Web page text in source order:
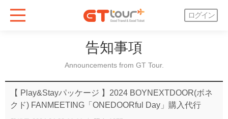
ログイン
告知事項
Announcements from GT Tour.
【 Play&Stayパッケージ 】2024 BOYNEXTDOOR(ボネ
クド) FANMEETING「ONEDOORful Day」購入代行